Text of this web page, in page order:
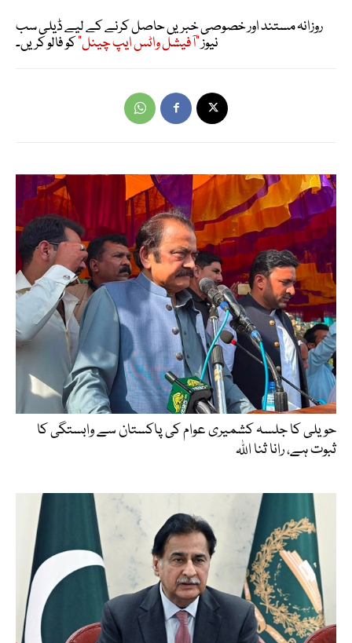
روزانہ مستند اور خصوصی خبریں حاصل کرنے کے لیے ڈیلی سب
نیوز"آفیشل واٹس ایپ چینل"کو فالو کریں۔
حویلی کا جلسہ کشمیری عوام کی پاکستان سے وابستگی کا
ثبوت ہے، رانا ثنا اللہ